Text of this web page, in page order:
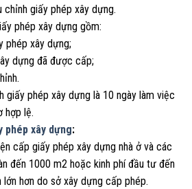
giấy phép xây dựng.
phép xây dựng gồm:
phép xây dựng;
dựng đã được cấp;
giấy phép xây dựng là 10 ngày làm việc
hợp lệ.
phép xây dựng:
cấp giấy phép xây dựng nhà ở và các
đến 1000 m2 hoặc kinh phí đầu tư đến
hơn do sở xây dựng cấp phép.